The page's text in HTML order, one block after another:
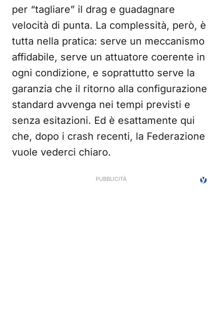
per “tagliare” il drag e guadagnare
velocità di punta. La complessità, però, è
tutta nella pratica: serve un meccanismo
affidabile, serve un attuatore coerente in
ogni condizione, e soprattutto serve la
garanzia che il ritorno alla configurazione
standard avvenga nei tempi previsti e
senza esitazioni. Ed è esattamente qui
che, dopo i crash recenti, la Federazione
vuole vederci chiaro.